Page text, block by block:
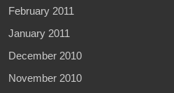
February 2011
January 2011
December 2010
November 2010